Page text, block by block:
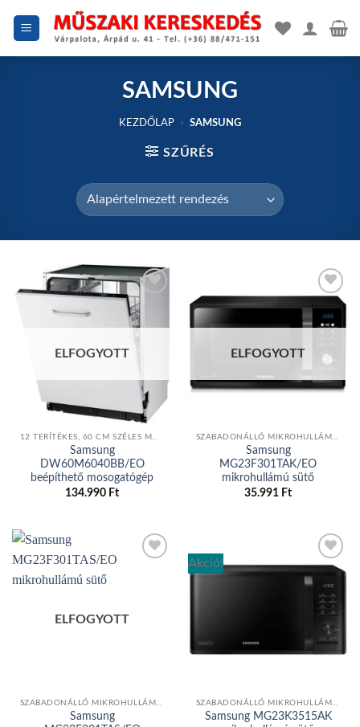
SAMSUNG
KEZDŐLAP » SAMSUNG
SZŰRÉS
Add to
ELFOGYOTT
12 TERÍTÉKES, 60 CM SZÉLES MOSOGATÓGÉPEK
Samsung
DW60M6040BB/EO
beépíthető mosogatógép
134.990 Ft
ELFOGYOTT
SZABADONÁLLÓ MIKROHULLÁMÚ SÜTŐ
Samsung
MG23F301TAK/EO
mikrohullámú sütő
35.991 Ft
ELFOGYOTT
SZABADONÁLLÓ MIKROHULLÁMÚ SÜTŐ
Samsung
Akció!
Add to
wishlist
SZABADONÁLLÓ MIKROHULLÁMÚ SÜTŐ
Samsung MG23K3515AK